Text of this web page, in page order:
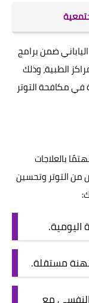
ضمن برامج
الطبية، وذلك
في مكافحة التوتر
بالعلاجات
من التوتر وتحسين
اليومية.
مستقلة.